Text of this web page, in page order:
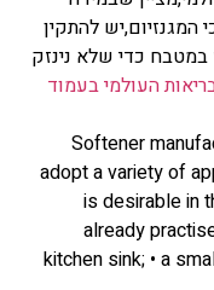
להתקין
במטבח כדי שלא נינזק
העולמי בעמוד
Softener
adopt a variety of
is desirable in
already
kitchen sink; • a